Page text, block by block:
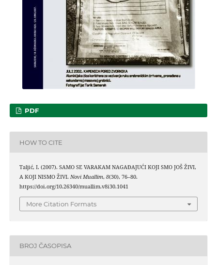
PDF
HOW TO CITE
Taljić, I. (2007). SAMO SE VARAKAM NAGAĐAJUĆI KOJI SMO JOŠ ŽIVI,
A KOJI NISMO ŽIVI. Novi Muallim, 8(30), 76–80.
https://doi.org/10.26340/muallim.v8i30.1041
More Citation Formats
BROJ ČASOPISA